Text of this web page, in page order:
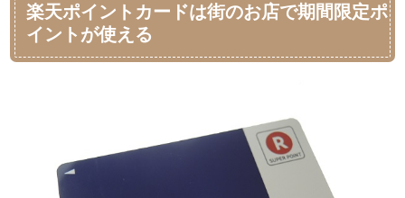
楽天ポイントカードは街のお店で期間限定ポ
イントが使える